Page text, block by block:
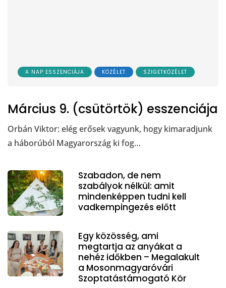
A NAP ESSZENCIÁJA KÖZÉLET SZIGETKÖZÉLET
Március 9. (csütörtök) esszenciája
Orbán Viktor: elég erősek vagyunk, hogy kimaradjunk
a háborúból Magyarország ki fog…
Szabadon, de nem
szabályok nélkül: amit
mindenképpen tudni kell
vadkempingezés előtt
Egy közösség, ami
megtartja az anyákat a
nehéz időkben – Megalakult
a Mosonmagyaróvári
Szoptatástámogató Kör